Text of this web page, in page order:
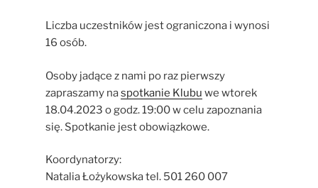
Liczba uczestników jest ograniczona i wynosi
16 osób.
Osoby jadące z nami po raz pierwszy
zapraszamy naspotkanie Klubu we wtorek
18.04.2023 o godz. 19:00 w celu zapoznania
się. Spotkanie jest obowiązkowe.
Koordynatorzy:
Natalia Łożykowska tel. 501 260 007